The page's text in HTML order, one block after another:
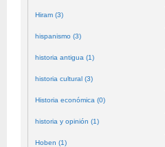
Hiram (3)
hispanismo (3)
historia antigua (1)
historia cultural (3)
Historia económica (0)
historia y opinión (1)
Hoben (1)